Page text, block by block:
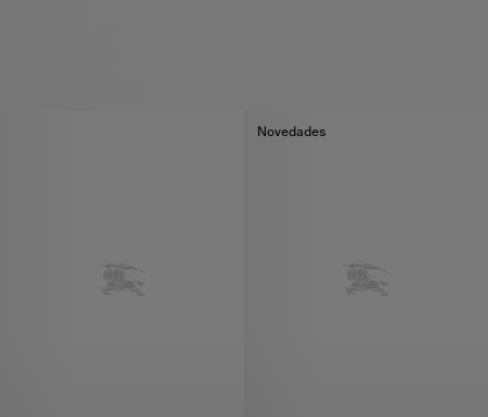
Novedades